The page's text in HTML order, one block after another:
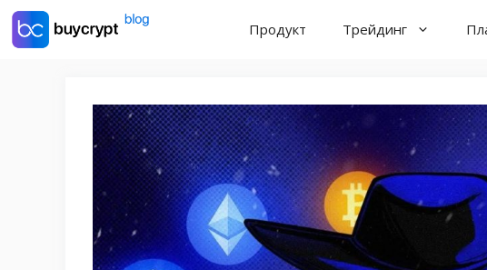
Перейти
Продукт Трейдинг